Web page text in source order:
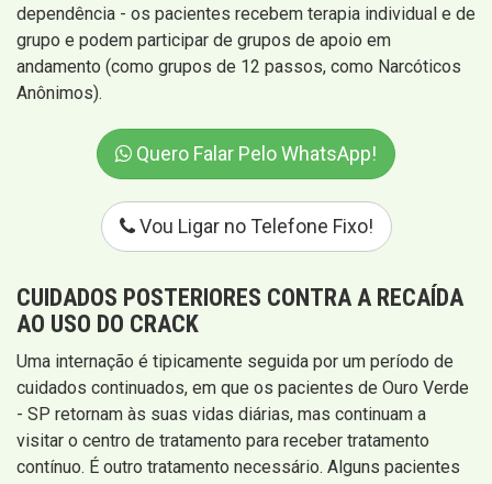
dependência - os pacientes recebem terapia individual e de
grupo e podem participar de grupos de apoio em
andamento (como grupos de 12 passos, como Narcóticos
Anônimos).
Quero Falar Pelo WhatsApp!
Vou Ligar no Telefone Fixo!
CUIDADOS POSTERIORES CONTRA A RECAÍDA
AO USO DO CRACK
Uma internação é tipicamente seguida por um período de
cuidados continuados, em que os pacientes de Ouro Verde
- SP retornam às suas vidas diárias, mas continuam a
visitar o centro de tratamento para receber tratamento
contínuo. É outro tratamento necessário. Alguns pacientes